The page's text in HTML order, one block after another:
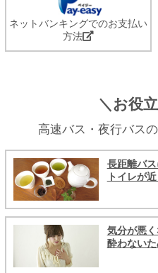
ネットバンキングでのお支払い
方法
＼お役
高速バス・夜行バス
長距離バ
トイレが
気分が悪
酔わない